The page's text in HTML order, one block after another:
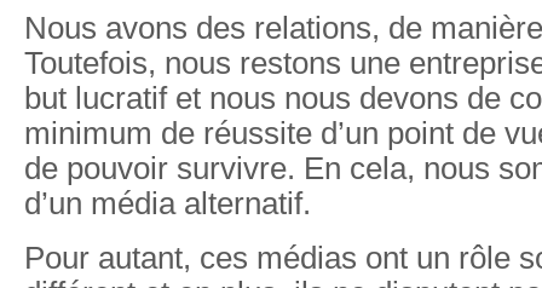
Nous avons des relations, de
Toutefois, nous restons une
but lucratif et nous nous devons de
minimum de réussite d’un point de
de pouvoir survivre. En cela, nous
d’un média alternatif.
Pour autant, ces médias ont un rôle